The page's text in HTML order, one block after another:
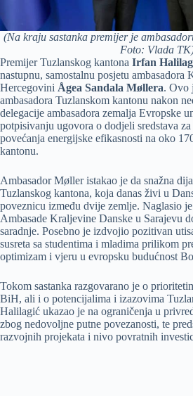
(Na kraju sastanka premijer je
Foto: Vlada
Premijer Tuzlanskog kantona Irfan
nastupnu, samostalnu posjetu
Hercegovini Ågea Sandala Møllera. Ovo
ambasadora Tuzlanskom kantonu nakon
delegacije ambasadora zemalja Evropske
potpisivanju ugovora o dodjeli sredstava
povećanja energijske efikasnosti na oko
kantonu.
Ambasador Møller istakao je da snažna
Tuzlanskog kantona, koja danas živi u
poveznicu između dvije zemlje. Naglasio
Ambasade Kraljevine Danske u Sarajevu
saradnje. Posebno je izdvojio pozitivan
susreta sa studentima i mladima prilikom
optimizam i vjeru u evropsku budućnost
Tokom sastanka razgovarano je o
BiH, ali i o potencijalima i izazovima
Halilagić ukazao je na ograničenja u
zbog nedovoljne putne povezanosti, te
razvojnih projekata i nivo povratnih